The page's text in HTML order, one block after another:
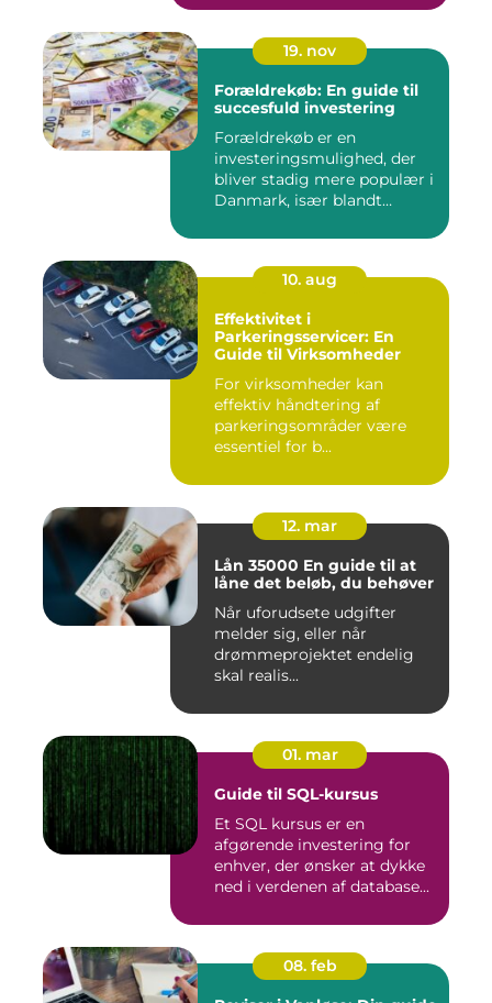
19. nov
Forældrekøb: En guide til
succesfuld investering
Forældrekøb er en
investeringsmulighed, der
bliver stadig mere populær i
Danmark, især blandt
10. aug
Effektivitet i
Parkeringsservicer: En
Guide til Virksomheder
For virksomheder kan
effektiv håndtering af
parkeringsområder være
essentiel for b...
12. mar
Lån 35000 En guide til at
låne det beløb, du behøver
Når uforudsete udgifter
melder sig, eller når
drømmeprojektet endelig
skal realis...
01. mar
Guide til SQL-kursus
Et SQL kursus er en
afgørende investering for
enhver, der ønsker at dykke
ned i verdenen af database...
08. feb